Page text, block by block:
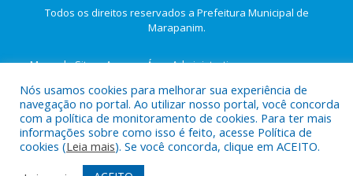
Todos os direitos reservados a Prefeitura Municipal de
Marapanim.
Mapa do Site
Acessar Área Administrativa
Nós usamos cookies para melhorar sua experiência de
navegação no portal. Ao utilizar nosso portal, você concorda
com a política de monitoramento de cookies. Para ter mais
informações sobre como isso é feito, acesse Política de
cookies (Leia mais). Se você concorda, clique em ACEITO.